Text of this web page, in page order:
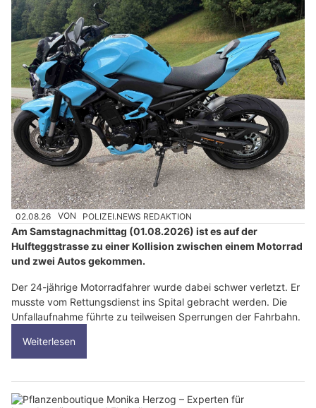
02.08.26 VON POLIZEI.NEWS REDAKTION
Am Samstagnachmittag (01.08.2026) ist es auf der
Hulfteggstrasse zu einer Kollision zwischen einem Motorrad
und zwei Autos gekommen.
Der 24-jährige Motorradfahrer wurde dabei schwer verletzt. Er
musste vom Rettungsdienst ins Spital gebracht werden. Die
Unfallaufnahme führte zu teilweisen Sperrungen der Fahrbahn.
Weiterlesen